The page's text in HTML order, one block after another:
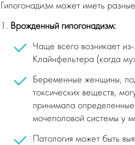
Гипогонадизм может иметь
1. Врожденный гипогонадизм:
Чаще всего возникает
Клайнфельтера (когда
Беременные женщины,
токсических веществ,
принимала
мочеполовой системы у
Патология может быть